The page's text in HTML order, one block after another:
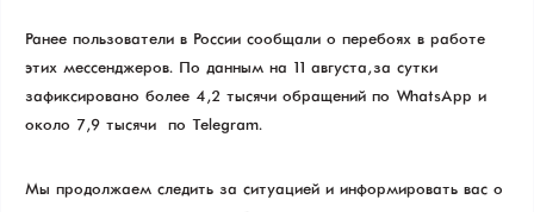
Ранее пользователи в России сообщали о перебоях в работе
этих мессенджеров. По данным на 11 августа, за сутки
зафиксировано более 4,2 тысячи обращений по WhatsApp и
около 7,9 тысячи — по Telegram.
Мы продолжаем следить за ситуацией и информировать вас о